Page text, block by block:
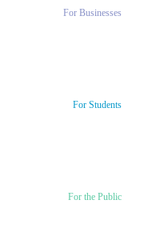
For Businesses
For Students
For the Public